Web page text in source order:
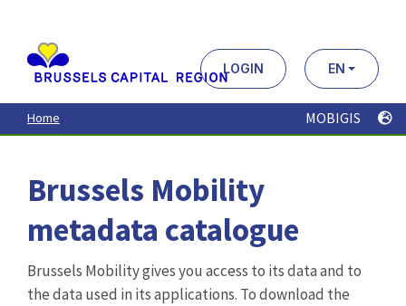
contenu
principal
LOGIN EN
Home MOBIGIS
Brussels Mobility
metadata catalogue
Brussels Mobility gives you access to its data and to
the data used in its applications. To download the